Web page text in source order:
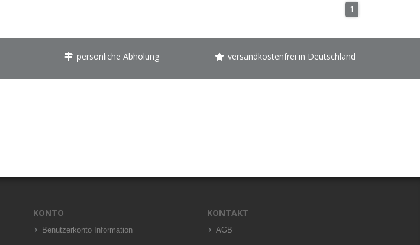
1
persönliche Abholung versandkostenfrei in Deutschland
KONTO
Benutzerkonto Information
KONTAKT
AGB